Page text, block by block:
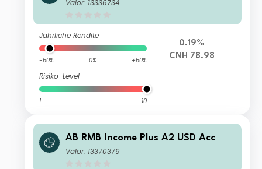
Valor: 13336734
Jährliche Rendite
-50% 0% +50%
Risiko-Level
1 10
0.19%
CNH 78.98
AB RMB Income Plus A2 USD Acc
Valor: 13370379